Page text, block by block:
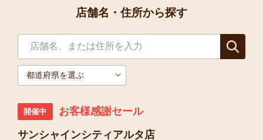
店舗名・住所から探す
開催中 お客様感謝セール
サンシャインシティアルタ店